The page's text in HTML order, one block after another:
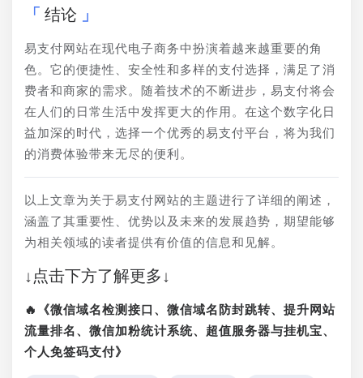
结论
易支付网站在现代电子商务中扮演着越来越重要的角
色。它的便捷性、安全性和多样的支付选择，满足了消
费者和商家的需求。随着技术的不断进步，易支付将会
在人们的日常生活中发挥更大的作用。在这个数字化日
益加深的时代，选择一个优秀的易支付平台，将为我们
的消费体验带来无尽的便利。
以上文章为关于易支付网站的主题进行了详细的阐述，
涵盖了其重要性、优势以及未来的发展趋势，期望能够
为相关领域的读者提供有价值的信息和见解。
↓点击下方了解更多↓
🔥《微信域名检测接口、微信域名防封跳转、提升网站
流量排名、微信加粉统计系统、超值服务器与挂机宝、
个人免签码支付》